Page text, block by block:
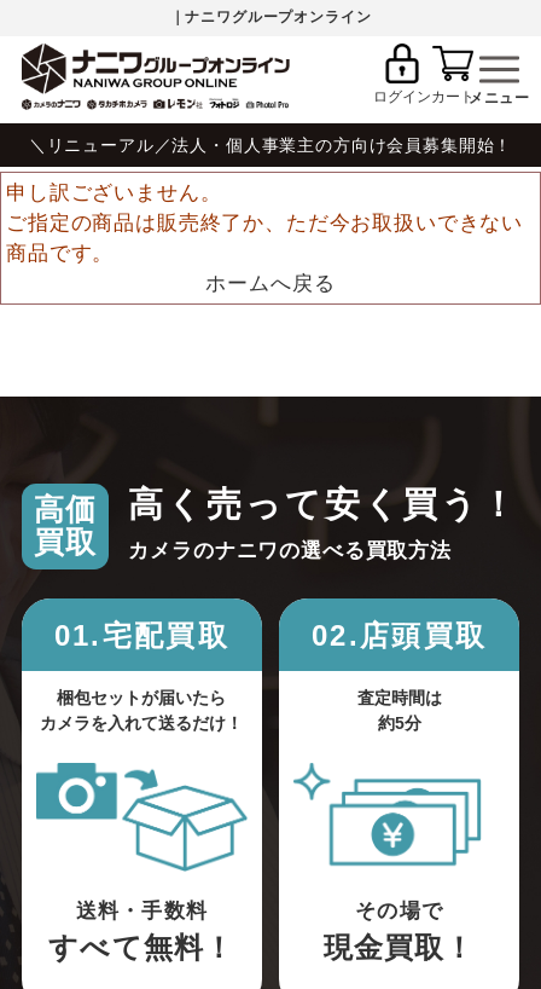
｜ナニワグループオンライン
ログインカート
＼リニューアル／法人・個人事業主の方向け会員募集開始！
申し訳ございません。
ご指定の商品は販売終了か、ただ今お取扱いできない
商品です。
ホームへ戻る
高価
買取
高く売って安く買う！
カメラのナニワの選べる買取方法
01.宅配買取
梱包セットが届いたら
カメラを入れて送るだけ！
送料・手数料
すべて無料！
02.店頭買取
査定時間は
約5分
その場で
現金買取！